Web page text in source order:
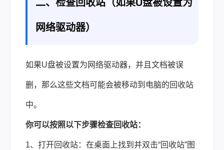
二、检查回收站（如果U盘被设置为
网络驱动器）
如果U盘被设置为网络驱动器，并且文档被误
删，那么这些文档可能会被移动到电脑的回收站
中。
你可以按照以下步骤检查回收站：
1、打开回收站：在桌面上找到并双击“回收站”图